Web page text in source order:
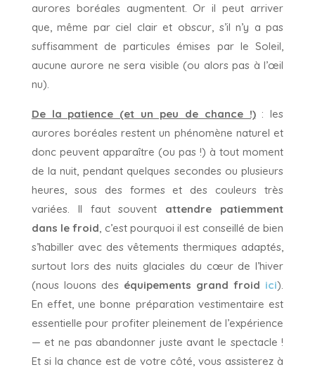
aurores boréales augmentent. Or il peut arriver
que, même par ciel clair et obscur, s’il n’y a pas
suffisamment de particules émises par le Soleil,
aucune aurore ne sera visible (ou alors pas à l’œil
nu).
De la patience (et un peu de chance !): les
aurores boréales restent un phénomène naturel et
donc peuvent apparaître (ou pas !) à tout moment
de la nuit, pendant quelques secondes ou plusieurs
heures, sous des formes et des couleurs très
variées. Il faut souvent attendre patiemment
dans le froid, c’est pourquoi il est conseillé de bien
s’habiller avec des vêtements thermiques adaptés,
surtout lors des nuits glaciales du cœur de l’hiver
(nous louons des équipements grand froid ici).
En effet, une bonne préparation vestimentaire est
essentielle pour profiter pleinement de l’expérience
— et ne pas abandonner juste avant le spectacle !
Et si la chance est de votre côté, vous assisterez à